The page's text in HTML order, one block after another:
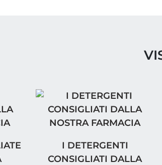
DALLA NOSTRA FARMACIA
I DETERGENTI
I DETERGENTI
CONSIGLIATI DALLA